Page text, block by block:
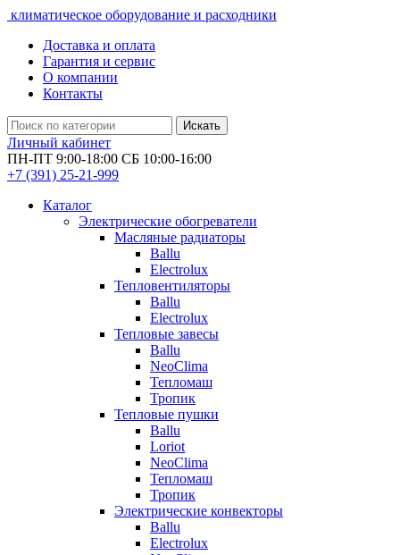
климатическое оборудование и расходники
Доставка и оплата
Гарантия и сервис
О компании
Контакты
Искать
Личный кабинет
ПН-ПТ 9:00-18:00 СБ 10:00-16:00
+7 (391) 25-21-999
Каталог
Электрические обогреватели
Масляные радиаторы
Ballu
Electrolux
Тепловентиляторы
Ballu
Electrolux
Тепловые завесы
Ballu
NeoClima
Тепломаш
Тропик
Тепловые пушки
Ballu
Loriot
NeoClima
Тепломаш
Тропик
Электрические конвекторы
Ballu
Electrolux